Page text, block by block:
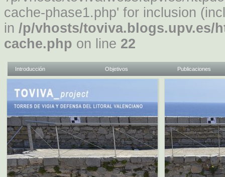
cache-phase1.php' for inclusion
in /p/vhosts/toviva.blogs.upv.es/
cache.php on line 22
Introducción Objetivos Publicaciones